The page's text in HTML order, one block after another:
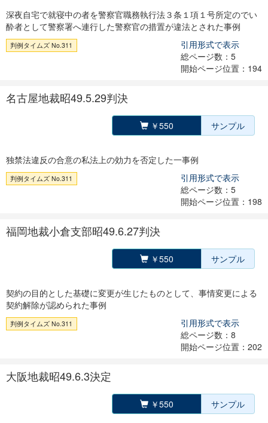
深夜自宅で就寝中の者を警察官職務執行法３条１項１号所定のでい
酔者として警察署へ連行した警察官の措置が違法とされた事例
判例タイムズ No.311
引用形式で表示
総ページ数：5
開始ページ位置：194
名古屋地裁昭49.5.29判決
￥550 サンプル
独禁法違反の合意の私法上の効力を否定した一事例
判例タイムズ No.311
引用形式で表示
総ページ数：5
開始ページ位置：198
福岡地裁小倉支部昭49.6.27判決
￥550 サンプル
契約の目的とした基礎に変更が生じたものとして、事情変更による
契約解除が認められた事例
判例タイムズ No.311
引用形式で表示
総ページ数：8
開始ページ位置：202
大阪地裁昭49.6.3決定
￥550 サンプル